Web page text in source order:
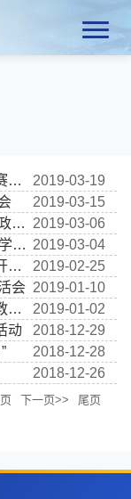
我院参加第十一届山东省大学生科技节赛事研讨会
2019-03-19
2019-03-15
我院王成端教授入选2018年享受国务院政府特殊津贴专家
2019-03-06
院教工党支部开展“积极担当作为，奉献学院发展”主题党日活动 2019-03-04
学校党委副书记王清明来我院检查指导开学工作
2019-02-25
会 2019-01-10
我院一项成果获山东省企业培训与职工教育重点课题研究二等奖
2019-01-02
动
2018-12-29
2018-12-28
2018-12-26
下一页>>
尾页